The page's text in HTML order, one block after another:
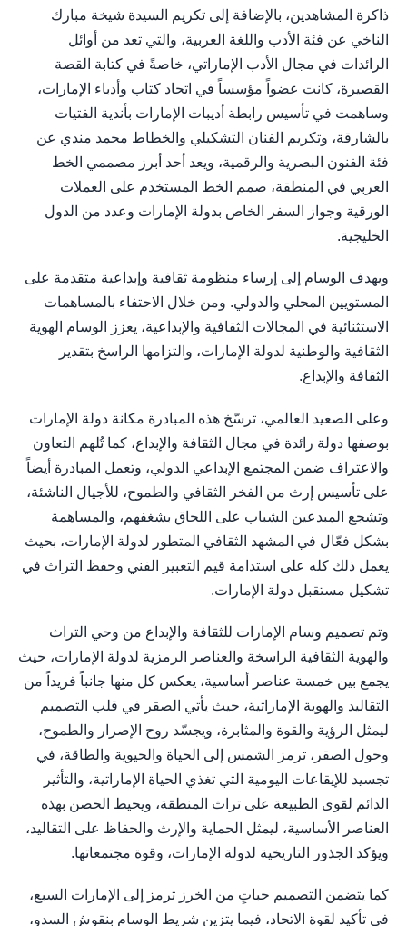
ذاكرة المشاهدين، بالإضافة إلى تكريم السيدة شيخة مبارك
الناخي عن فئة الأدب واللغة العربية، والتي تعد من أوائل
الرائدات في مجال الأدب الإماراتي، خاصةً في كتابة القصة
القصيرة، كانت عضواً مؤسساً في اتحاد كتاب وأدباء الإمارات،
وساهمت في تأسيس رابطة أديبات الإمارات بأندية الفتيات
بالشارقة، وتكريم الفنان التشكيلي والخطاط محمد مندي عن
فئة الفنون البصرية والرقمية، ويعد أحد أبرز مصممي الخط
العربي في المنطقة، صمم الخط المستخدم على العملات
الورقية وجواز السفر الخاص بدولة الإمارات وعدد من الدول
الخليجية.
ويهدف الوسام إلى إرساء منظومة ثقافية وإبداعية متقدمة على
المستويين المحلي والدولي. ومن خلال الاحتفاء بالمساهمات
الاستثنائية في المجالات الثقافية والإبداعية، يعزز الوسام الهوية
الثقافية والوطنية لدولة الإمارات، والتزامها الراسخ بتقدير
الثقافة والإبداع.
وعلى الصعيد العالمي، ترسّخ هذه المبادرة مكانة دولة الإمارات
بوصفها دولة رائدة في مجال الثقافة والإبداع، كما تُلهم التعاون
والاعتراف ضمن المجتمع الإبداعي الدولي، وتعمل المبادرة أيضاً
على تأسيس إرث من الفخر الثقافي والطموح، للأجيال الناشئة،
وتشجع المبدعين الشباب على اللحاق بشغفهم، والمساهمة
بشكل فعّال في المشهد الثقافي المتطور لدولة الإمارات، بحيث
يعمل ذلك كله على استدامة قيم التعبير الفني وحفظ التراث في
تشكيل مستقبل دولة الإمارات.
وتم تصميم وسام الإمارات للثقافة والإبداع من وحي التراث
والهوية الثقافية الراسخة والعناصر الرمزية لدولة الإمارات، حيث
يجمع بين خمسة عناصر أساسية، يعكس كل منها جانباً فريداً من
التقاليد والهوية الإماراتية، حيث يأتي الصقر في قلب التصميم
ليمثل الرؤية والقوة والمثابرة، ويجسّد روح الإصرار والطموح،
وحول الصقر، ترمز الشمس إلى الحياة والحيوية والطاقة، في
تجسيد للإيقاعات اليومية التي تغذي الحياة الإماراتية، والتأثير
الدائم لقوى الطبيعة على تراث المنطقة، ويحيط الحصن بهذه
العناصر الأساسية، ليمثل الحماية والإرث والحفاظ على التقاليد،
ويؤكد الجذور التاريخية لدولة الإمارات، وقوة مجتمعاتها.
كما يتضمن التصميم حباتٍ من الخرز ترمز إلى الإمارات السبع،
في تأكيد لقوة الاتحاد، فيما يتزين شريط الوسام بنقوش السدو،